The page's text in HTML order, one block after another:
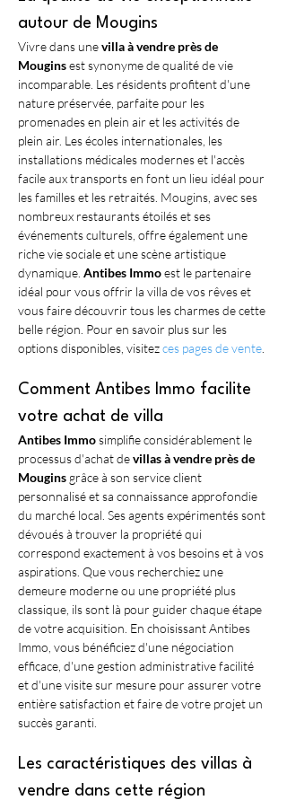
autour de Mougins
Vivre dans une villa à vendre près de
Mougins est synonyme de qualité de vie
incomparable. Les résidents profitent d'une
nature préservée, parfaite pour les
promenades en plein air et les activités de
plein air. Les écoles internationales, les
installations médicales modernes et l'accès
facile aux transports en font un lieu idéal pour
les familles et les retraités. Mougins, avec ses
nombreux restaurants étoilés et ses
événements culturels, offre également une
riche vie sociale et une scène artistique
dynamique. Antibes Immo est le partenaire
idéal pour vous offrir la villa de vos rêves et
vous faire découvrir tous les charmes de cette
belle région. Pour en savoir plus sur les
options disponibles, visitez ces pages de vente
Comment Antibes Immo facilite
votre achat de villa
Antibes Immo simplifie considérablement le
processus d'achat de villas à vendre près de
Mougins grâce à son service client
personnalisé et sa connaissance approfondie
du marché local. Ses agents expérimentés sont
dévoués à trouver la propriété qui
correspond exactement à vos besoins et à vos
aspirations. Que vous recherchiez une
demeure moderne ou une propriété plus
classique, ils sont là pour guider chaque étape
de votre acquisition. En choisissant Antibes
Immo, vous bénéficiez d'une négociation
efficace, d'une gestion administrative facilité
et d'une visite sur mesure pour assurer votre
entière satisfaction et faire de votre projet un
succès garanti.
Les caractéristiques des villas à
vendre dans cette région